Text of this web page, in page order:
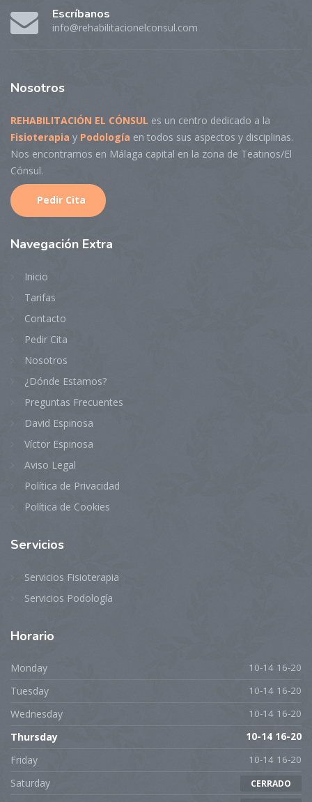
Escríbanos
info@rehabilitacionelconsul.com
Nosotros
REHABILITACIÓN EL CÓNSUL es un centro dedicado a la
Fisioterapia y Podología en todos sus aspectos y disciplinas.
Nos encontramos en Málaga capital en la zona de Teatinos/El
Cónsul.
Pedir Cita
Navegación Extra
Inicio
Tarifas
Contacto
Pedir Cita
Nosotros
¿Dónde Estamos?
Preguntas Frecuentes
David Espinosa
Víctor Espinosa
Aviso Legal
Política de Privacidad
Política de Cookies
Servicios
Servicios Fisioterapia
Servicios Podología
Horario
Monday 10-14 16-20
Tuesday 10-14 16-20
Wednesday 10-14 16-20
Thursday 10-14 16-20
Friday 10-14 16-20
Saturday CERRADO